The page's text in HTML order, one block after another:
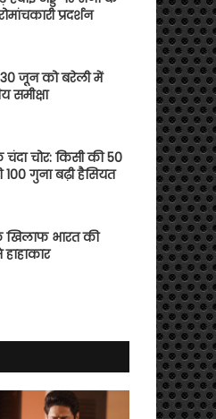
प्रदर्शन
30 जून को बरेली में
समीक्षा
चंदा चोर: किसी की 50
100 गुना बढ़ी हैसियत
भारत की